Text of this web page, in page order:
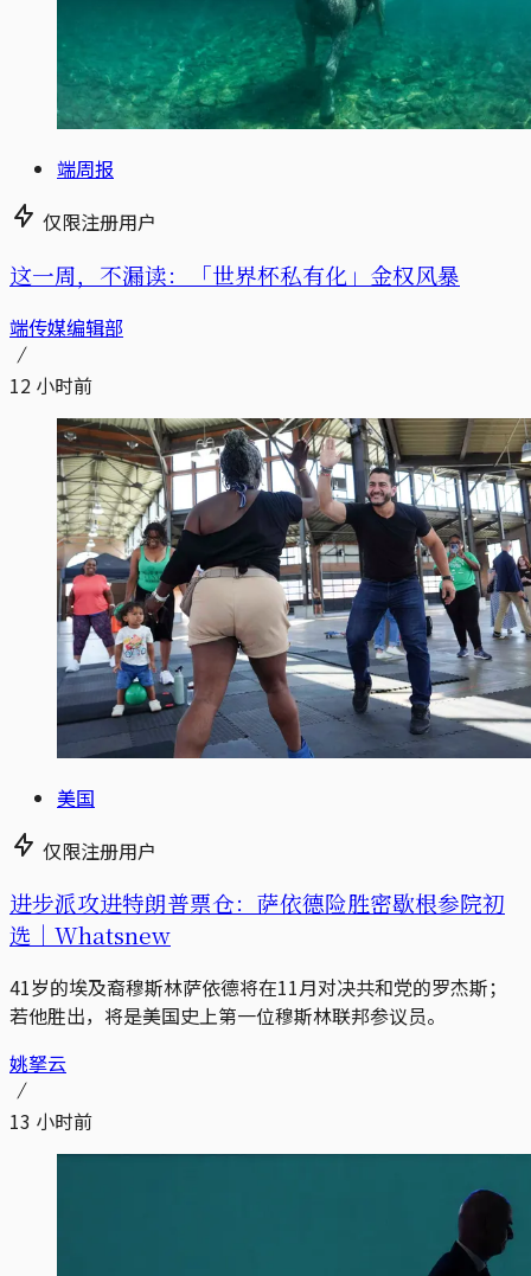
端周报
仅限注册用户
这一周，不漏读：「世界杯私有化」金权风暴
端传媒编辑部
12 小时前
美国
仅限注册用户
进步派攻进特朗普票仓：萨依德险胜密歇根参院初
选｜Whatsnew
41岁的埃及裔穆斯林萨依德将在11月对决共和党的罗杰斯；
若他胜出，将是美国史上第一位穆斯林联邦参议员。
姚拏云
13 小时前